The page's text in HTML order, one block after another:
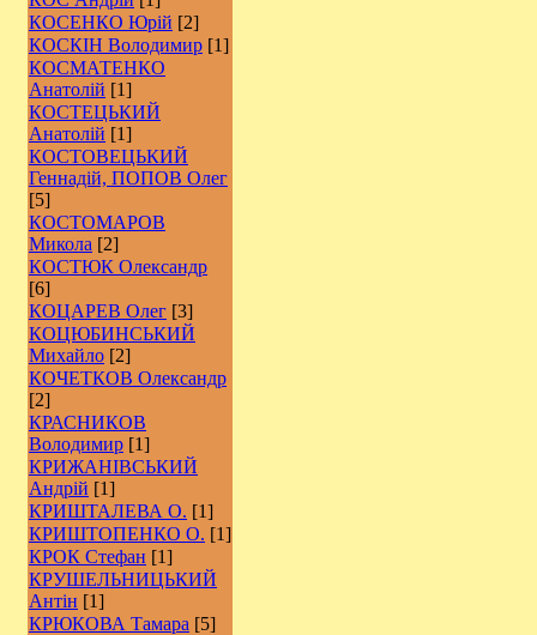
КОСЕНКО Юрій [2]
КОСКІН Володимир [1]
КОСМАТЕНКО
Анатолій [1]
КОСТЕЦЬКИЙ
Анатолій [1]
КОСТОВЕЦЬКИЙ
Геннадій, ПОПОВ Олег
[5]
КОСТОМАРОВ
Микола [2]
КОСТЮК Олександр
[6]
КОЦАРЕВ Олег [3]
КОЦЮБИНСЬКИЙ
Михайло [2]
КОЧЕТКОВ Олександр
[2]
КРАСНИКОВ
Володимир [1]
КРИЖАНІВСЬКИЙ
Андрій [1]
КРИШТАЛЕВА О. [1]
КРИШТОПЕНКО О. [1]
КРОК Стефан [1]
КРУШЕЛЬНИЦЬКИЙ
Антін [1]
КРЮКОВА Тамара [5]